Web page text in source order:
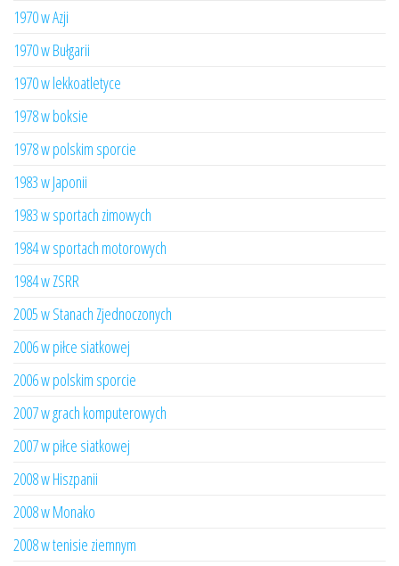
1970 w Azji
1970 w Bułgarii
1970 w lekkoatletyce
1978 w boksie
1978 w polskim sporcie
1983 w Japonii
1983 w sportach zimowych
1984 w sportach motorowych
1984 w ZSRR
2005 w Stanach Zjednoczonych
2006 w piłce siatkowej
2006 w polskim sporcie
2007 w grach komputerowych
2007 w piłce siatkowej
2008 w Hiszpanii
2008 w Monako
2008 w tenisie ziemnym